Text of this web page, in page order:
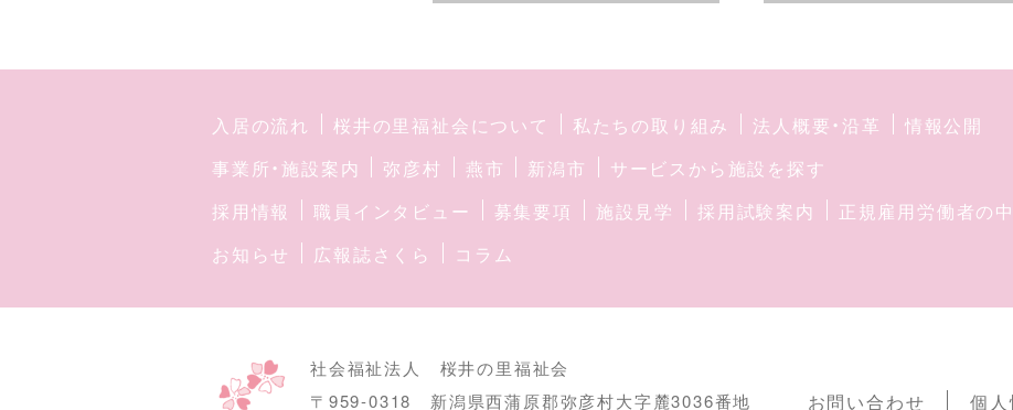
入居の流れ 桜井の里福祉会について 私たちの取り組み 法人概要・沿革
情報公開
事業所・施設案内
弥彦村 燕市 新潟市
サービスから施設を探す
採用情報
職員インタビュー 募集要項 施設見学 採用試験案内
正規雇用労働者の
お知らせ
広報誌さくら コラム
社会福祉法人 桜井の里福祉会
〒959-0318 新潟県西蒲原郡弥彦村大字麓3036番地 お問い合わせ 個